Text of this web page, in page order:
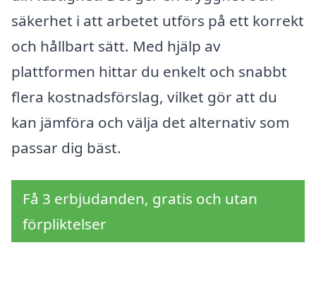
säkerhet i att arbetet utförs på ett korrekt
och hållbart sätt. Med hjälp av
plattformen hittar du enkelt och snabbt
flera kostnadsförslag, vilket gör att du
kan jämföra och välja det alternativ som
passar dig bäst.
Få 3 erbjudanden, gratis och utan
förpliktelser